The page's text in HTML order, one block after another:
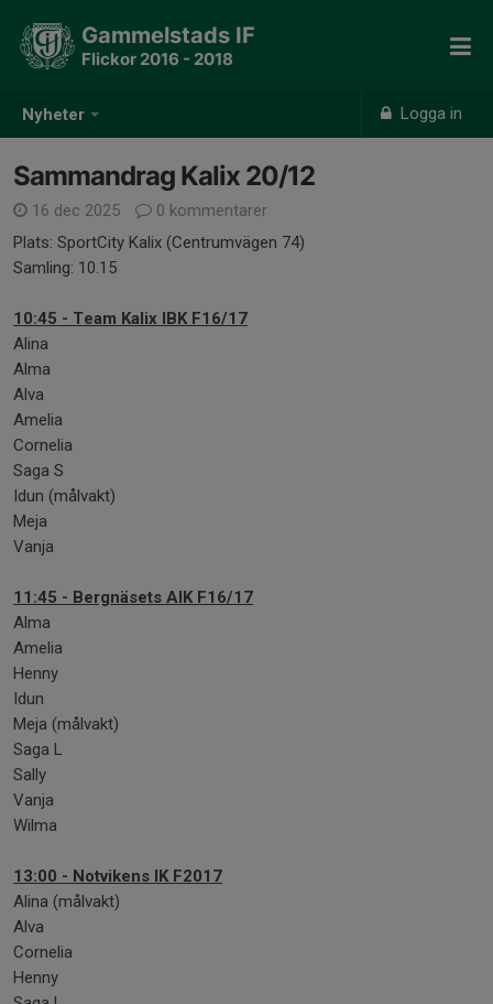
Nyheter Logga in
Gammelstads IF
Flickor 2016 - 2018
Sammandrag Kalix 20/12
16 dec 2025
0 kommentarer
Plats: SportCity Kalix (Centrumvägen 74)
Samling: 10.15
10:45 - Team Kalix IBK F16/17
Alina
Alma
Alva
Amelia
Cornelia
Saga S
Idun (målvakt)
Meja
Vanja
11:45 - Bergnäsets AIK F16/17
Alma
Amelia
Henny
Idun
Meja (målvakt)
Saga L
Sally
Vanja
Wilma
13:00 - Notvikens IK F2017
Alina (målvakt)
Alva
Cornelia
Henny